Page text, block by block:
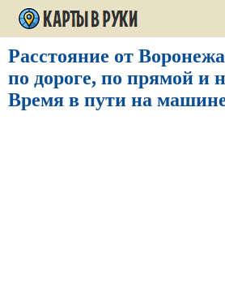
Расстояние от
по дороге, по прямой и
Время в пути на